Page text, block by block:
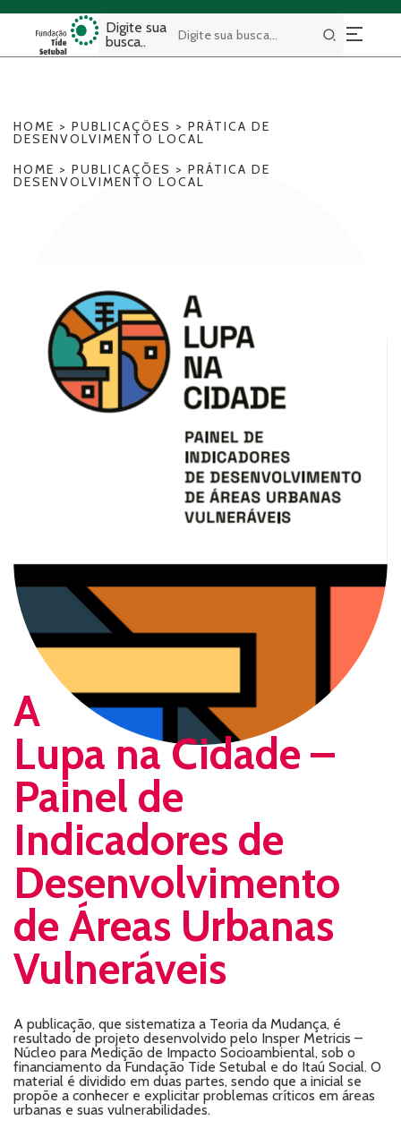
Digite sua
busca..
Buscar
HOME > PUBLICAÇÕES > PRÁTICA DE
DESENVOLVIMENTO LOCAL
HOME > PUBLICAÇÕES > PRÁTICA DE
DESENVOLVIMENTO LOCAL
A
Lupa na Cidade –
Painel de
Indicadores de
Desenvolvimento
de Áreas Urbanas
Vulneráveis
A publicação, que sistematiza a Teoria da Mudança, é
resultado de projeto desenvolvido pelo Insper Metricis –
Núcleo para Medição de Impacto Socioambiental, sob o
financiamento da Fundação Tide Setubal e do Itaú Social. O
material é dividido em duas partes, sendo que a inicial se
propõe a conhecer e explicitar problemas críticos em áreas
urbanas e suas vulnerabilidades.